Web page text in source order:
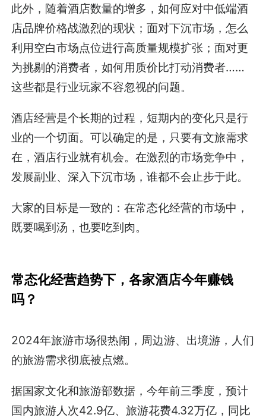
此外，随着酒店数量的增多，如何应对中低端酒
店品牌价格战激烈的现状；面对下沉市场，怎么
利用空白市场点位进行高质量规模扩张；面对更
为挑剔的消费者，如何用质价比打动消费者……
这些都是行业玩家不容忽视的问题。
酒店经营是个长期的过程，短期内的变化只是行
业的一个切面。可以确定的是，只要有文旅需求
在，酒店行业就有机会。在激烈的市场竞争中，
发展副业、深入下沉市场，谁都不会止步于此。
大家的目标是一致的：在常态化经营的市场中，
既要喝到汤，也要吃到肉。
常态化经营趋势下，各家酒店今年赚钱
吗？
2024年旅游市场很热闹，周边游、出境游，人们
的旅游需求彻底被点燃。
据国家文化和旅游部数据，今年前三季度，预计
国内旅游人次42.9亿、旅游花费4.32万亿，同比